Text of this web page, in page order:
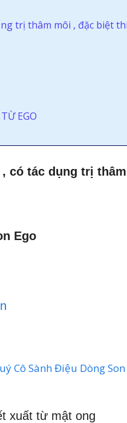
trị thâm môi , đặc biệt
EGO
có tác dụng trị
Ego
Cô Sành Điệu Dòng
xuất từ mật ong